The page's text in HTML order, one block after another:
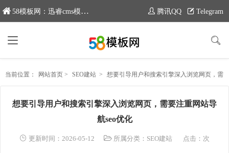
58模板网：迅睿cms模板专业分享平台，新域名：www.moban58.com 腾讯QQ Telegram
当前位置： 网站首页 > SEO建站 > 想要引导用户和搜索引擎深入浏览网页，需要注重网站导航seo优化
想要引导用户和搜索引擎深入浏览网页，需要注重网站导
航seo优化
更新时间：2026-05-12 所属分类： SEO建站 点击： 次